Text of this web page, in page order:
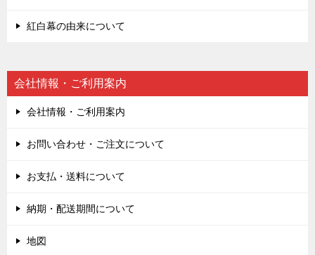
紅白幕の由来について
会社情報・ご利用案内
会社情報・ご利用案内
お問い合わせ・ご注文について
お支払・送料について
納期・配送期間について
地図